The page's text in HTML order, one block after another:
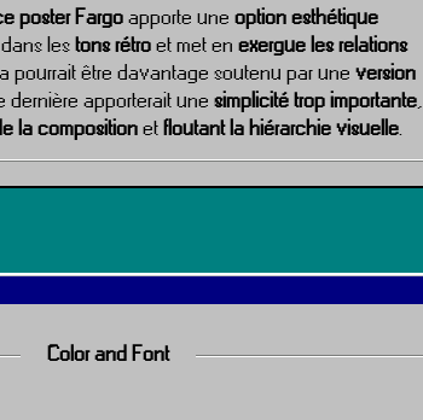
poster Fargoapporte une option esthétique
lestons rétroet met en exergue les relations
pourrait être davantage soutenu par une version
dernière apporterait une simplicité trop importante,
la compositionetfloutant la hiérarchie visuelle.
Color and Font